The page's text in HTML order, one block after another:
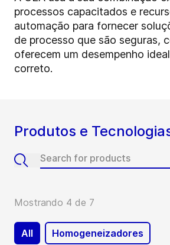
processos capacitados e
automação para fornecer
de processo que são seguras,
oferecem um desempenho
correto.
Produtos e
Mostrando 4 de 7
All Homogeneizadores